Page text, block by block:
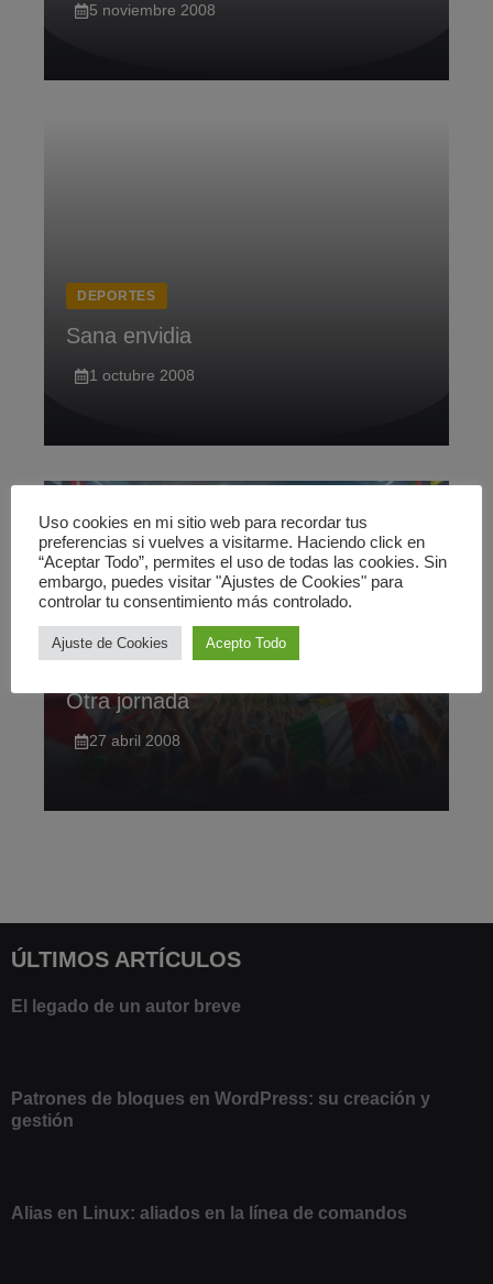
5 noviembre 2008
DEPORTES
Sana envidia
1 octubre 2008
DEPORTES
Otra jornada
27 abril 2008
ÚLTIMOS ARTÍCULOS
El legado de un autor breve
Patrones de bloques en WordPress: su creación y
gestión
Alias en Linux: aliados en la línea de comandos
Uso cookies en mi sitio web para recordar tus
preferencias si vuelves a visitarme. Haciendo click en
“Aceptar Todo”, permites el uso de todas las cookies. Sin
embargo, puedes visitar "Ajustes de Cookies" para
controlar tu consentimiento más controlado.
Ajuste de Cookies Acepto Todo